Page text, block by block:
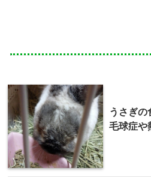
うさぎの
毛球症や